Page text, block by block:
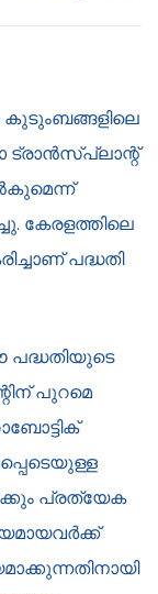
കുടുംബങ്ങളിലെ
കേരളത്തിലെ
പദ്ധതി
പുറമെ
പ്രത്യേക